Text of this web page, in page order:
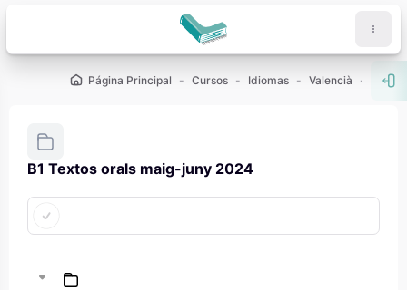
Página Principal Cursos Idiomas Valencià
B1 Textos orals maig-juny 2024
Requisitos de finalización